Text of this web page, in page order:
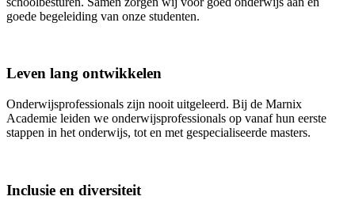
goede begeleiding van onze studenten.
Leven lang ontwikkelen
Onderwijsprofessionals zijn nooit uitgeleerd. Bij de Marnix
Academie leiden we onderwijsprofessionals op vanaf hun eerste
stappen in het onderwijs, tot en met gespecialiseerde masters.
Inclusie en diversiteit